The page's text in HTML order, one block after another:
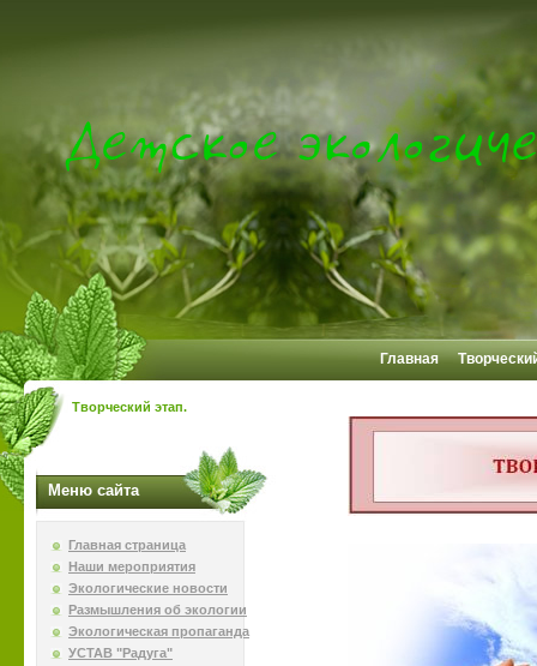
Главная
Творческий этап.
Меню сайта
Главная страница
Наши мероприятия
Экологические новости
Размышления об экологии
Экологическая пропаганда
УСТАВ "Радуга"